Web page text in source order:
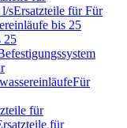
l/sErsatzteile für Für
bis 25
25
Für
für
für